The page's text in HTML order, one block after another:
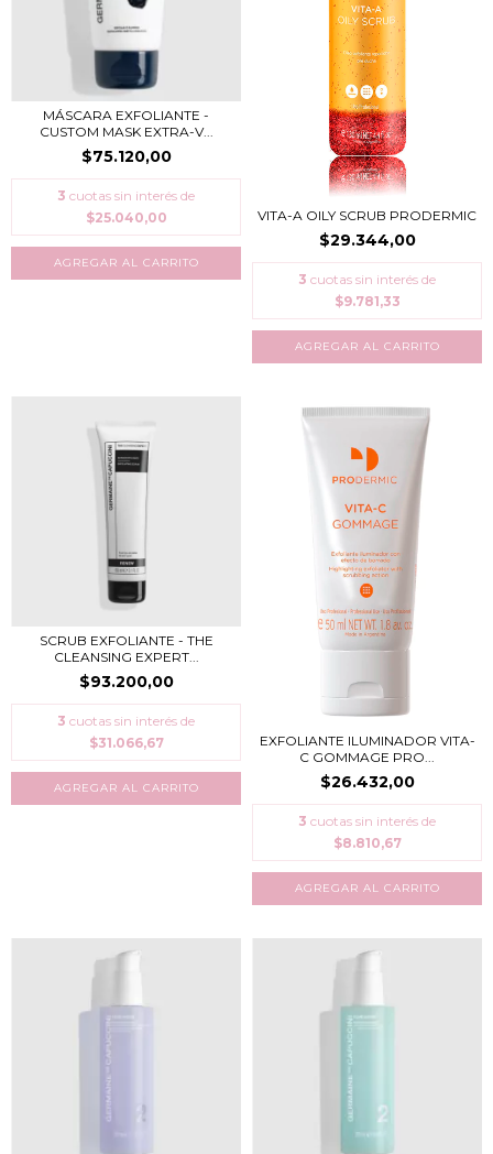
MÁSCARA EXFOLIANTE -
CUSTOM MASK EXTRA-V...
$75.120,00
3 cuotas sin interés de
$25.040,00
VITA-A OILY SCRUB PRODERMIC
$29.344,00
3 cuotas sin interés de
$9.781,33
SCRUB EXFOLIANTE - THE
CLEANSING EXPERT...
$93.200,00
3 cuotas sin interés de
$31.066,67
EXFOLIANTE ILUMINADOR VITA-
C GOMMAGE PRO...
$26.432,00
3 cuotas sin interés de
$8.810,67